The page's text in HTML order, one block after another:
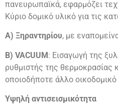
πανευρωπαϊκά, εφαρμόζει
Κύριο δομικό υλικό για τις
Α) Ξηραντηρίου, με
Β) VACUUM: Εισαγωγή της
ρυθμιστής της θερμοκρασίας
οποιοδήποτε άλλο οικοδομικό
Υψηλή αντισεισμικότητα